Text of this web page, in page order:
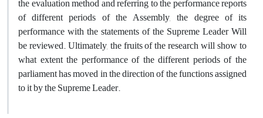
of different periods of the Assembly, the degree of its
performance with the statements of the Supreme Leader Will
be reviewed. Ultimately, the fruits of the research will show to
what extent the performance of the different periods of the
parliament has moved in the direction of the functions assigned
to it by the Supreme Leader.